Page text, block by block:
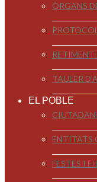
ÒRGANS
RETIMENT
TAULER
EL POBLE
ENTITATS
FESTES I